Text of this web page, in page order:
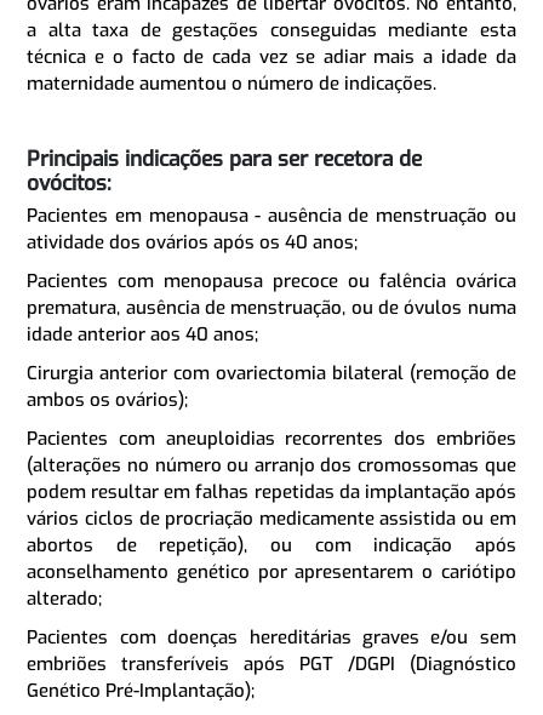
a alta taxa de gestações conseguidas mediante esta
técnica e o facto de cada vez se adiar mais a idade da
maternidade aumentou o número de indicações.
Principais indicações para ser recetora de
ovócitos:
Pacientes em menopausa - ausência de menstruação ou
atividade dos ovários após os 40 anos;
Pacientes com menopausa precoce ou falência ovárica
prematura, ausência de menstruação, ou de óvulos numa
idade anterior aos 40 anos;
Cirurgia anterior com ovariectomia bilateral (remoção de
ambos os ovários);
Pacientes com aneuploidias recorrentes dos embriões
(alterações no número ou arranjo dos cromossomas que
podem resultar em falhas repetidas da implantação após
vários ciclos de procriação medicamente assistida ou em
abortos de repetição), ou com indicação após
aconselhamento genético por apresentarem o cariótipo
alterado;
Pacientes com doenças hereditárias graves e/ou sem
embriões transferíveis após PGT /DGPI (Diagnóstico
Genético Pré-Implantação);